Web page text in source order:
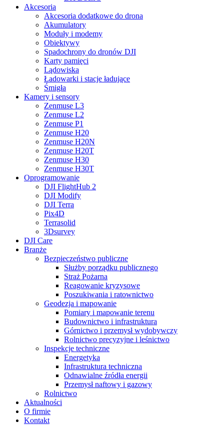
Akcesoria
Akcesoria dodatkowe do drona
Akumulatory
Moduły i modemy
Obiektywy
Spadochrony do dronów DJI
Karty pamięci
Lądowiska
Ładowarki i stacje ładujące
Śmigła
Kamery i sensory
Zenmuse L3
Zenmuse L2
Zenmuse P1
Zenmuse H20
Zenmuse H20N
Zenmuse H20T
Zenmuse H30
Zenmuse H30T
Oprogramowanie
DJI FlightHub 2
DJI Modify
DJI Terra
Pix4D
Terrasolid
3Dsurvey
DJI Care
Branże
Bezpieczeństwo publiczne
Służby porządku publicznego
Straż Pożarna
Reagowanie kryzysowe
Poszukiwania i ratownictwo
Geodezja i mapowanie
Pomiary i mapowanie terenu
Budownictwo i infrastruktura
Górnictwo i przemysł wydobywczy
Rolnictwo precyzyjne i leśnictwo
Inspekcje techniczne
Energetyka
Infrastruktura techniczna
Odnawialne źródła energii
Przemysł naftowy i gazowy
Rolnictwo
Aktualności
O firmie
Kontakt